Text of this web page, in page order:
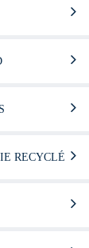
RECYCLÉ